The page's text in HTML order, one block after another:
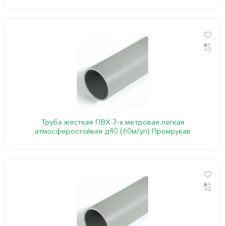
Труба жесткая ПВХ 3-х метровая легкая
атмосферостойкая д40 (60м/уп) Промрукав